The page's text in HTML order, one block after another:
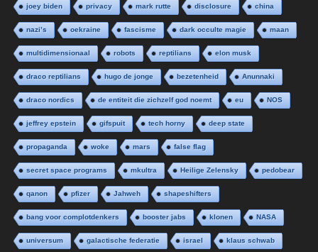
joey biden privacy mark rutte disclosure china
nazi’s oekraine fascisme dark occulte magie maan
multidimensionaal robots reptilians elon musk
draco reptilians hugo de jonge bezetenheid Anunnaki
draco nordics de entiteit die zichzelf god noemt eu NOS
jeffrey epstein gifspuit tech horny deep state
propaganda woke mars false flag
secret space programs mkultra Heilige Zelensky pedobear
qanon pfizer Jahweh shapeshifters
bang voor complotdenkers booster jabs klonen NASA
universum galactische federatie israel klaus schwab